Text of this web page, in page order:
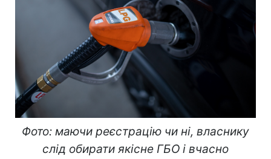
Фото: маючи реєстрацію чи ні, власнику
слід обирати якісне ГБО і вчасно